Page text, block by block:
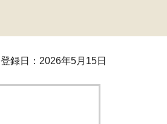
登録日：2026年5月15日